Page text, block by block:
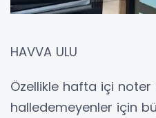
HAVVA ULU
Özellikle hafta içi noter
halledemeyenler için